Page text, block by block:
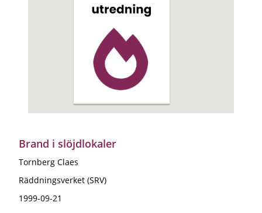
Brand i slöjdlokaler
Tornberg Claes
Räddningsverket (SRV)
1999-09-21